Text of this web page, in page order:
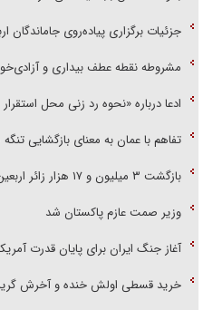
جزئیات برگزاری پیاده‌روی جاماندگان
مشروطه نقطه عطف بیداری و
ادعا درباره «نحوه رد زنی محل
تفاهم با عمان به معنای بازگشایی
بازگشت ۳ میلیون و ۱۷ هزار زائر اربعین به کشور
وزیر صمت عازم پاکستان شد
آغاز جنگ ایران برای پایان قدرت
خرید قسطی اولش خنده و آخرش